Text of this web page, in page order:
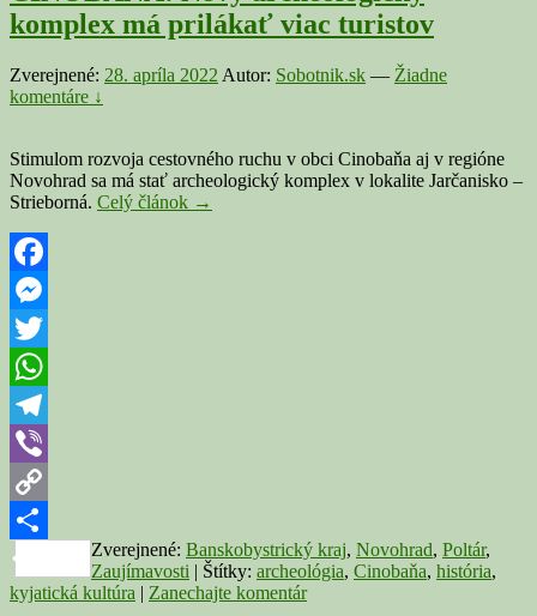
komplex má prilákať viac turistov
Zverejnené: 28. apríla 2022 Autor: Sobotnik.sk — Žiadne
komentáre ↓
Stimulom rozvoja cestovného ruchu v obci Cinobaňa aj v regióne
Novohrad sa má stať archeologický komplex v lokalite Jarčanisko –
Strieborná. Celý článok CINOBAŇA:
→
Facebook
Messenger
Twitter
WhatsApp
Telegram
Viber
Copy
Link
Share
Zverejnené: Banskobystrický kraj, Novohrad, Poltár,
Zaujímavosti | Štítky: archeológia, Cinobaňa, história,
kyjatická kultúra | Zanechajte komentár